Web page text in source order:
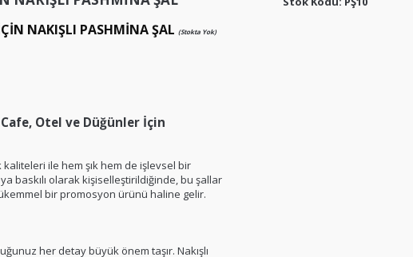
NAKIŞLI PASHMİNA ŞAL (Stokta Yok)
Cafe, Otel ve Düğünler İçin
ile hem şık hem de işlevsel bir
baskılı olarak kişiselleştirildiğinde, bu şallar
bir promosyon ürünü haline gelir.
her detay büyük önem taşır. Nakışlı